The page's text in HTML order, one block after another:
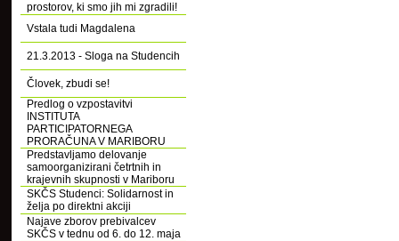
prostorov, ki smo jih mi zgradili!
Vstala tudi Magdalena
21.3.2013 - Sloga na Studencih
Človek, zbudi se!
Predlog o vzpostavitvi
INSTITUTA
PARTICIPATORNEGA
PRORAČUNA V MARIBORU
Predstavljamo delovanje
samoorganizirani četrtnih in
krajevnih skupnosti v Mariboru
SKČS Studenci: Solidarnost in
želja po direktni akciji
Najave zborov prebivalcev
SKČS v tednu od 6. do 12. maja